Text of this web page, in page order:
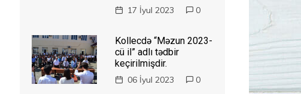
17 İyul 2023 0
Kollecdə “Məzun 2023-
cü il” adlı tədbir
keçirilmişdir.
06 İyul 2023 0